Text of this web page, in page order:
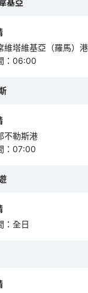
基亞
維塔維基亞（羅馬）港
： 06:00
不勒斯港
： 07:00
： 全日